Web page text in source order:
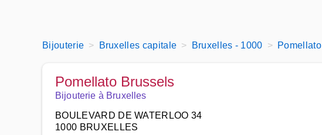
Bijouterie Bruxelles capitale Bruxelles - 1000
Pomellato Brussels
Bijouterie à Bruxelles
BOULEVARD DE WATERLOO 34
1000 BRUXELLES